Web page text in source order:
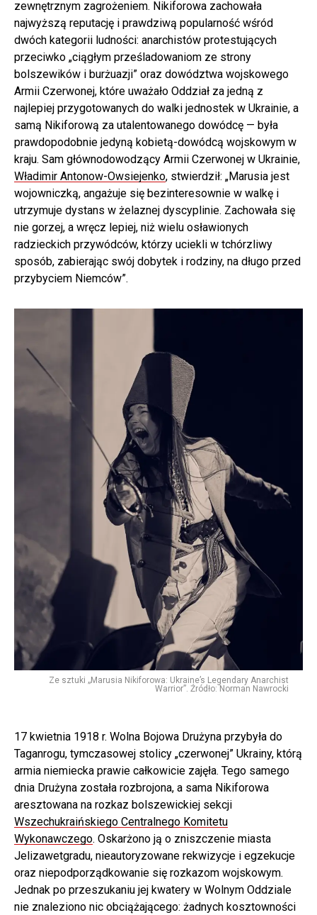
zewnętrznym zagrożeniem. Nikiforowa zachowała
najwyższą reputację i prawdziwą popularność wśród
dwóch kategorii ludności: anarchistów protestujących
przeciwko „ciągłym prześladowaniom ze strony
bolszewików i burżuazji” oraz dowództwa wojskowego
Armii Czerwonej, które uważało Oddział za jedną z
najlepiej przygotowanych do walki jednostek w Ukrainie, a
samą Nikiforową za utalentowanego dowódcę — była
prawdopodobnie jedyną kobietą-dowódcą wojskowym w
kraju. Sam głównodowodzący Armii Czerwonej w Ukrainie,
Władimir Antonow-Owsiejenko, stwierdził: „Marusia jest
wojowniczką, angażuje się bezinteresownie w walkę i
utrzymuje dystans w żelaznej dyscyplinie. Zachowała się
nie gorzej, a wręcz lepiej, niż wielu osławionych
radzieckich przywódców, którzy uciekli w tchórzliwy
sposób, zabierając swój dobytek i rodziny, na długo przed
przybyciem Niemców”.
Ze sztuki „Marusia Nikiforowa: Ukraine’s Legendary Anarchist
Warrior”. Źródło: Norman Nawrocki
17 kwietnia 1918 r. Wolna Bojowa Drużyna przybyła do
Taganrogu, tymczasowej stolicy „czerwonej” Ukrainy, którą
armia niemiecka prawie całkowicie zajęła. Tego samego
dnia Drużyna została rozbrojona, a sama Nikiforowa
aresztowana na rozkaz bolszewickiej sekcji
Wszechukraińskiego Centralnego Komitetu
Wykonawczego. Oskarżono ją o zniszczenie miasta
Jelizawetgradu, nieautoryzowane rekwizycje i egzekucje
oraz niepodporządkowanie się rozkazom wojskowym.
Jednak po przeszukaniu jej kwatery w Wolnym Oddziale
nie znaleziono nic obciążającego: żadnych kosztowności